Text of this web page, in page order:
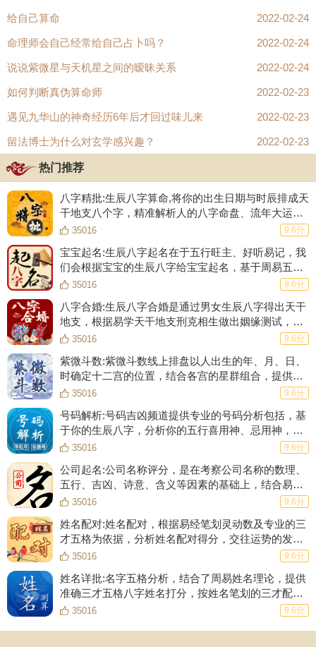
给自己算命 2022-02-24
命理师会自己经常给自己占卜吗？ 2022-02-24
说说紫微星与天机星之间的暧昧关系 2022-02-24
如何判断真伪算命师 2022-02-23
遇见九华山的神奇经历6年后才回过味儿来 2022-02-23
留法博士为什么对玄学感兴趣？ 2022-02-23
热门推荐
八字精批:生辰八字算命,将你的出生日期与时辰排成天
干地支八个字，精准解析人的八字命盘、流年大运、
五行强弱、婚姻爱情、事业财运等等！
35016 9.6分
宝宝起名:生辰八字起名在于五行旺主、好听易记，我
们会根据宝宝的生辰八字给宝宝起名，基于周易五格
数理起一个数理大吉的名字，根据生肖起名的原则起
35016 9.6分
八字合婚:生辰八字合婚是通过男女生辰八字得出天干
地支，根据易学天干地支刑克相生做出姻缘测试，合
八字、测姻缘，给你一份专业、完整的合婚结果。
35016 9.6分
紫微斗数:紫微斗数线上排盘以人出生的年、月、日、
时确定十二宫的位置，结合各宫的星群组合，提供
108种斗数格局并辅以详细的解释，分析一生流年大
35016 9.6分
号码解析:号码吉凶频道提供专业的号码分析包括，基
于你的生辰八字，分析你的五行喜用神、忌用神，并
结合81数理分析号码对于你的潜在意义。
35016 9.6分
公司起名:公司名称评分，是在考察公司名称的数理、
五行、吉凶、诗意、含义等因素的基础上，结合易经
的“像”，“数”理论，对公司名称进行全方位的评分。
35016 9.6分
姓名配对:姓名配对，根据易经笔划灵动数及专业的三
才五格为依据，分析姓名配对得分，交往运势的发
展。姓名配对测试，为婚姻白头偕老保驾护航。
35016 9.6分
姓名详批:名字五格分析，结合了周易姓名理论，提供
准确三才五格八字姓名打分，按姓名笔划的三才配置
吉凶，不仅将姓名与五格数理进行匹配，还判断了姓
35016 9.6分